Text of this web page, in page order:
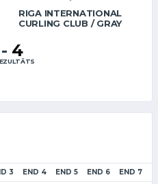
RIGA INTERNATIONAL
CURLING CLUB / GRAY
- 4
3 END 4 END 5 END 6 END 7